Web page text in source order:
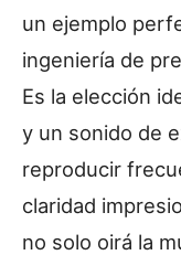
un ejemplo
ingeniería de
Es la elección
y un sonido de
reproducir
claridad
no solo oirá la